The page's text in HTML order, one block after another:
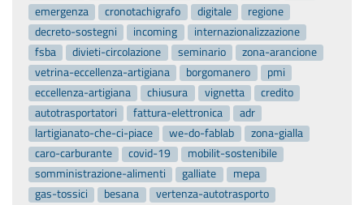
emergenza
cronotachigrafo digitale
regione
decreto-sostegni
incoming
internazionalizzazione
fsba
divieti-circolazione seminario
zona-arancione
vetrina-eccellenza-artigiana
borgomanero
pmi
eccellenza-artigiana
chiusura vignetta
credito
autotrasportatori
fattura-elettronica
adr
lartigianato-che-ci-piace
we-do-fablab
zona-gialla
caro-carburante
covid-19
mobilit-sostenibile
somministrazione-alimenti
galliate
mepa
gas-tossici
besana
vertenza-autotrasporto